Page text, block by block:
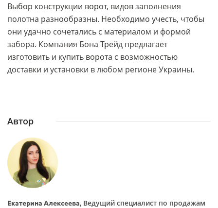
Выбор конструкции ворот, видов заполнения
полотна разнообразны. Необходимо учесть, чтобы
они удачно сочетались с материалом и формой
забора. Компания Бона Трейд предлагает
изготовить и купить ворота с возможностью
доставки и установки в любом регионе Украины.
Автор
Екатерина Алексеева, Ведущий специалист по продажам